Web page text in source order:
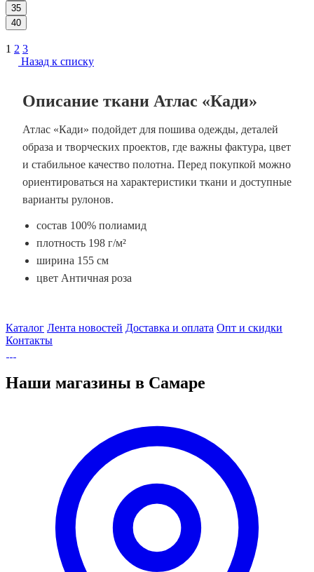
35
40
1 2 3
Назад к списку
Описание ткани Атлас «Кади»
Атлас «Кади» подойдет для пошива одежды, деталей
образа и творческих проектов, где важны фактура, цвет
и стабильное качество полотна. Перед покупкой можно
ориентироваться на характеристики ткани и доступные
варианты рулонов.
состав 100% полиамид
плотность 198 г/м²
ширина 155 см
цвет Античная роза
Каталог Лента новостей Доставка и оплата Опт и скидки
Контакты
Наши магазины в Самаре